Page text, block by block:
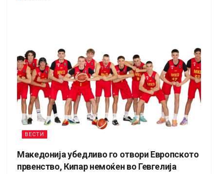
ВЕСТИ
Македонија убедливо го отвори Европското
првенство, Кипар немоќен во Гевгелија